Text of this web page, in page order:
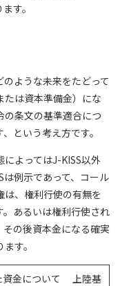
す。
ような未来をたどって
たは資本準備金）にな
の条文の基準適合につ
という考え方です。
よってはJ-KISS以外
例示であって、コール
は、権利行使の有無を
あるいは権利行使され
の後資本金になる確実
す。
資金について 上陸基